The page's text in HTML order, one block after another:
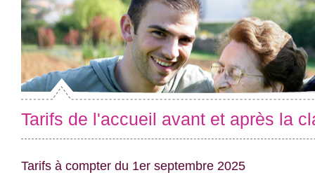
Tarifs de l'accueil avant et après la
Tarifs à compter du 1er septembre 2025